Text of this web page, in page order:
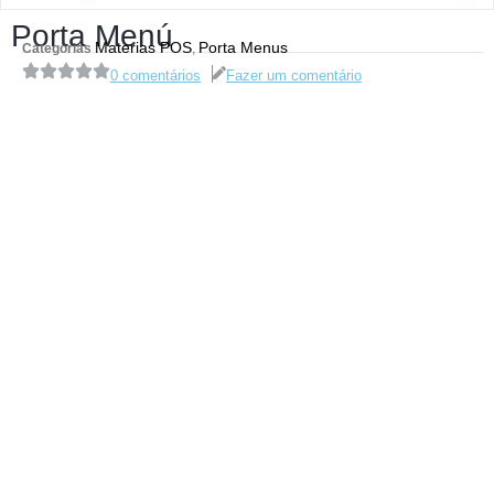
Porta Menú
Categorias Materias POS,Porta Menus
0 comentários Fazer um comentário